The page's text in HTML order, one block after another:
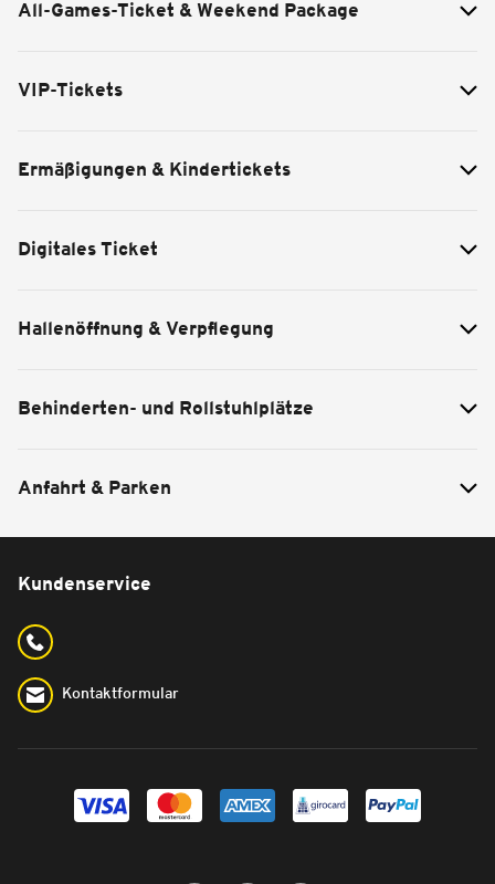
All-Games-Ticket & Weekend Package
VIP-Tickets
Ermäßigungen & Kindertickets
Digitales Ticket
Hallenöffnung & Verpflegung
Behinderten- und Rollstuhlplätze
Anfahrt & Parken
Kundenservice
Kontaktformular